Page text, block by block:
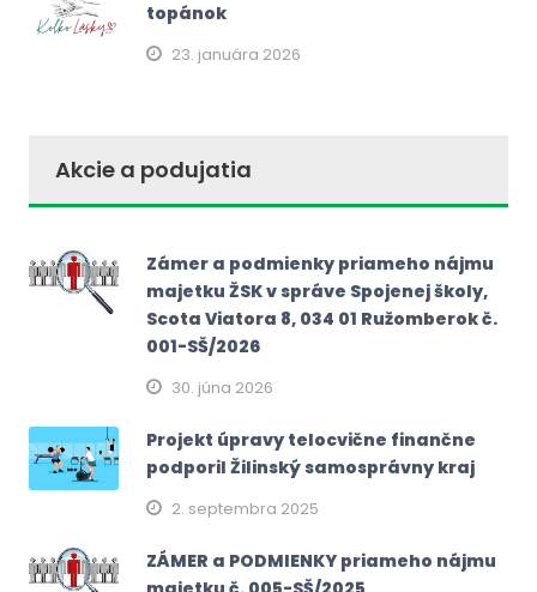
topánok
23. januára 2026
Akcie a podujatia
Zámer a podmienky priameho nájmu
majetku ŽSK v správe Spojenej školy,
Scota Viatora 8, 034 01 Ružomberok č.
001-SŠ/2026
30. júna 2026
Projekt úpravy telocvične finančne
podporil Žilinský samosprávny kraj
2. septembra 2025
ZÁMER a PODMIENKY priameho nájmu